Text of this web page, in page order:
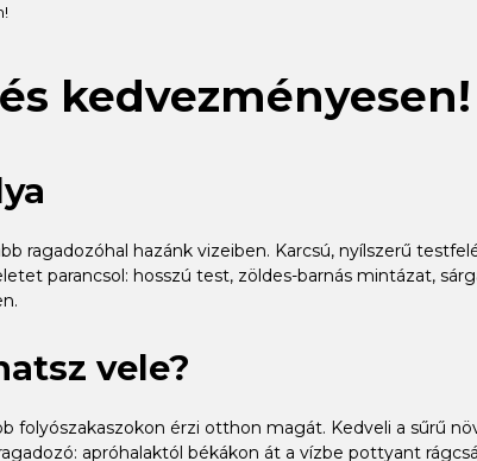
kedvezményesen!
ragadozóhal hazánk vizeiben. Karcsú, nyílszerű
parancsol: hosszú test, zöldes-barnás mintázat,
vele?
folyószakaszokon érzi otthon magát. Kedveli a sűrű
apróhalaktól békákon át a vízbe pottyant